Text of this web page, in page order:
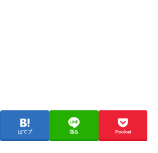
はてブ 送る Pocket